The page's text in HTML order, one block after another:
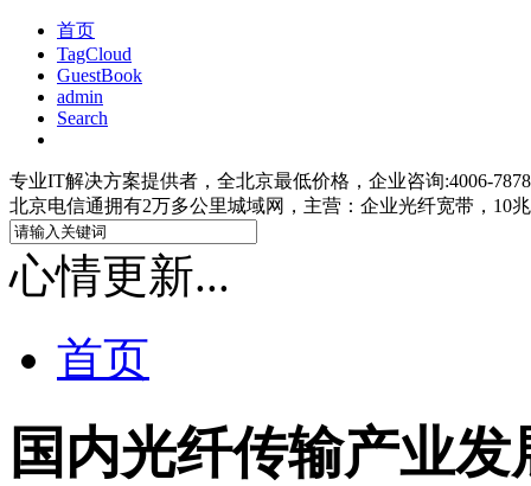
首页
TagCloud
GuestBook
admin
Search
专业IT解决方案提供者，全北京最低价格，企业咨询:4006-
北京电信通拥有2万多公里城域网，主营：企业光纤宽带，10
心情更新...
首页
国内光纤传输产业